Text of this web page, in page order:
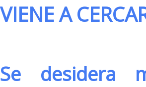
VIENE A
Se desidera